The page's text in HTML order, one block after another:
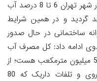
نکنیم.رییس فدراسیون آب بیان کرد: در شهر تهران 6 تا 8 درصد آب
گردید و در همین شرایط
ساختمانی در حال صدور
ادامه داد: کل مصرف آب
هستان تهران در سال یک‌میلیارد و 512 میلیون مترمکعب هست؛ از
این رقم 331 میلیون مترمکعب هدرروی و تلفات داریک که 80